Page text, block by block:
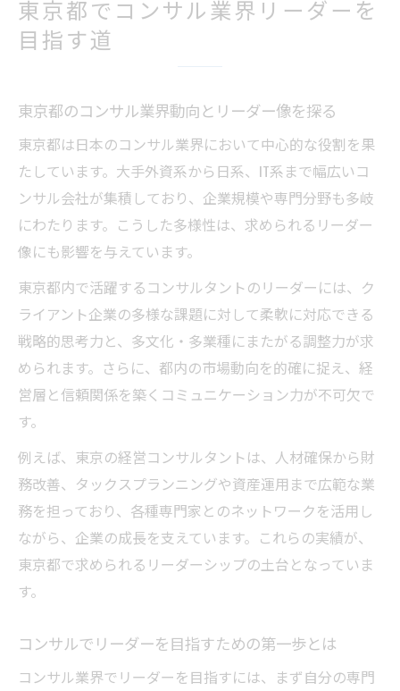
コンサル業界で求められる資質と東京都の
特徴
コンサル選びの基準と東京都の企業特徴
東京のコンサル会社一覧から見る選択ポイ
ント
自分に合うコンサルを東京都で見極める方
コンサル東京市場で重視すべきキャリア視
点
経営コンサルタント一覧を活用した選び方
のコツ
コンサルで年収アップを実現する昇進戦略
エゴンゼンダーなど大手コンサルの年収傾
向
東京コンサルティング会社大手の収入構造
比較
東京都のコンサルで収入を伸ばすための視
点
東京都でコンサル業界リーダーを
目指す道
東京都のコンサル業界動向とリーダー像を探る
東京都は日本のコンサル業界において中心的な役割を果
たしています。大手外資系から日系、IT系まで幅広いコ
ンサル会社が集積しており、企業規模や専門分野も多岐
にわたります。こうした多様性は、求められるリーダー
像にも影響を与えています。
東京都内で活躍するコンサルタントのリーダーには、ク
ライアント企業の多様な課題に対して柔軟に対応できる
戦略的思考力と、多文化・多業種にまたがる調整力が求
められます。さらに、都内の市場動向を的確に捉え、経
営層と信頼関係を築くコミュニケーション力が不可欠で
す。
例えば、東京の経営コンサルタントは、人材確保から財
務改善、タックスプランニングや資産運用まで広範な業
務を担っており、各種専門家とのネットワークを活用し
ながら、企業の成長を支えています。これらの実績が、
東京都で求められるリーダーシップの土台となっていま
す。
コンサルでリーダーを目指すための第一歩とは
コンサル業界でリーダーを目指すには、まず自分の専門